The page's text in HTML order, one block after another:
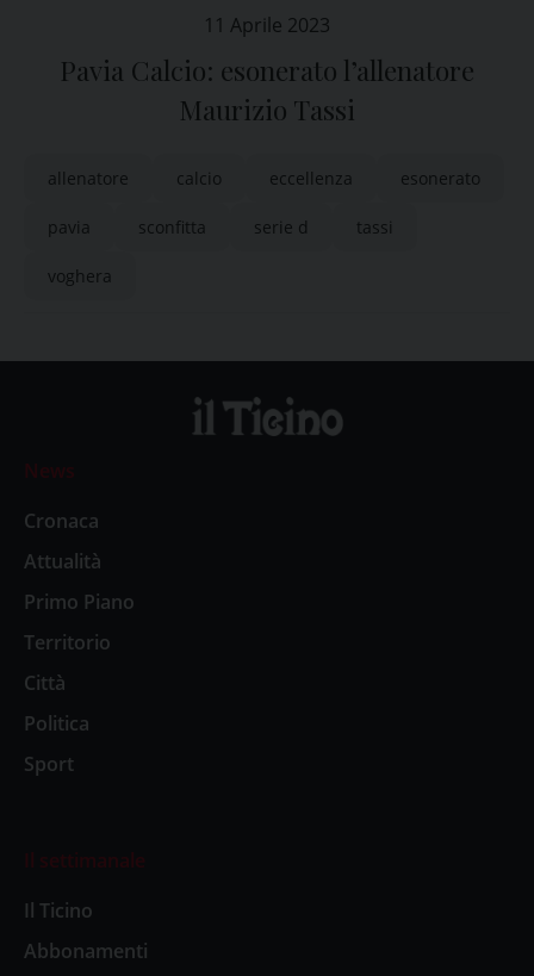
11 Aprile 2023
Pavia Calcio: esonerato l’allenatore
Maurizio Tassi
allenatore calcio eccellenza esonerato
pavia sconfitta serie d tassi
voghera
News
Cronaca
Attualità
Primo Piano
Territorio
Città
Politica
Sport
Il settimanale
Il Ticino
Abbonamenti